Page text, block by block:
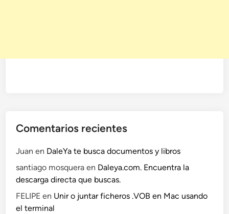
Comentarios recientes
Juan en DaleYa te busca documentos y libros
santiago mosquera en Daleya.com. Encuentra la
descarga directa que buscas.
FELIPE en Unir o juntar ficheros .VOB en Mac usando
el terminal